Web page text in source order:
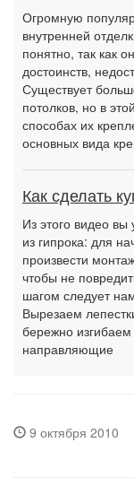
Огромную
внутренней
понятно, так как
достоинств,
Существует
потолков, но в
способах их
основных вида
Как сделать
Из этого видео вы
из гипрока: для
произвести
чтобы не
шагом следует
Вырезаем
бережно
направляющие
9 октября 2010